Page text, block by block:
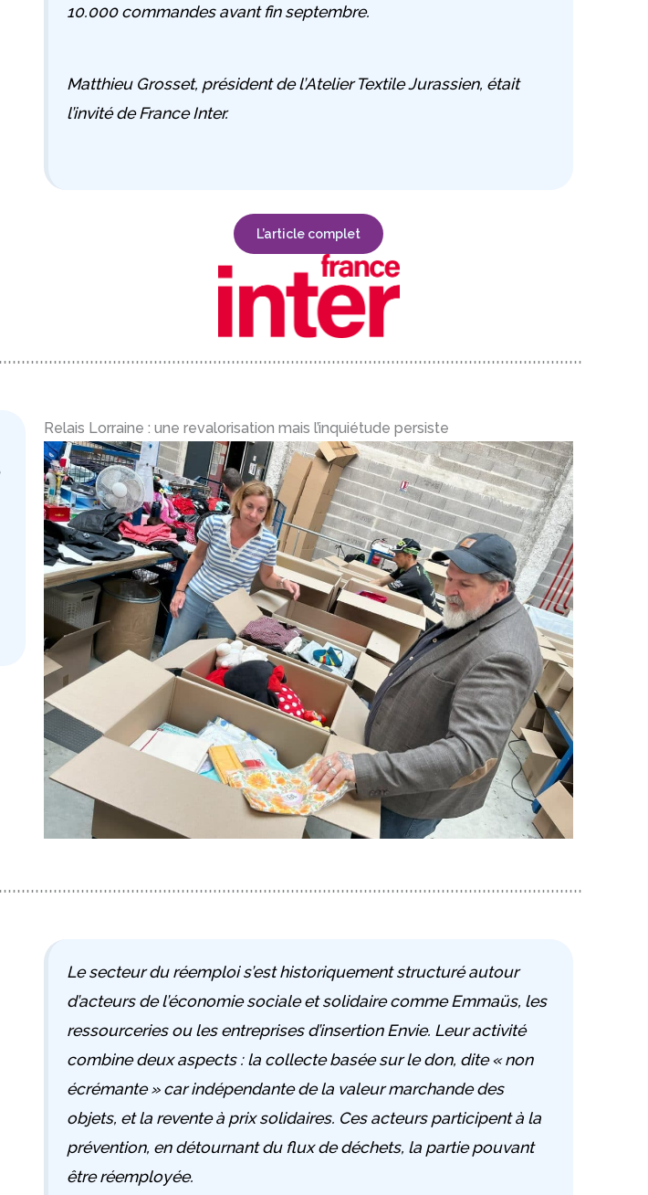
10.000 commandes avant fin septembre.
Matthieu Grosset, président de l’Atelier Textile Jurassien, était
l’invité de France Inter.
L’article complet
Relais Lorraine : une revalorisation mais l’inquiétude persiste
Le secteur du réemploi s’est historiquement structuré autour
d’acteurs de l’économie sociale et solidaire comme Emmaüs, les
ressourceries ou les entreprises d’insertion Envie. Leur activité
combine deux aspects : la collecte basée sur le don, dite « non
écrémante » car indépendante de la valeur marchande des
objets, et la revente à prix solidaires. Ces acteurs participent à la
prévention, en détournant du flux de déchets, la partie pouvant
être réemployée.